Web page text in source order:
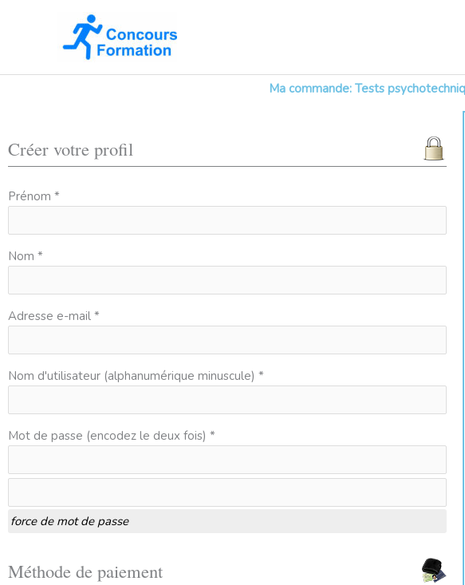
Ma commande: Tests
Créer votre profil
Prénom *
Nom *
Adresse e-mail *
Nom d'utilisateur (alphanumérique minuscule) *
Mot de passe (encodez le deux fois) *
force de mot de passe
Méthode de paiement